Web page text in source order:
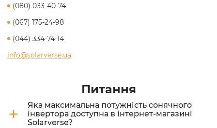
(080) 033-40-74
(067) 175-24-98
(044) 334-74-14
info@solarverse.ua
Питання
+
Яка максимальна потужність сонячного
інвертора доступна в інтернет-магазині
Solarverse?